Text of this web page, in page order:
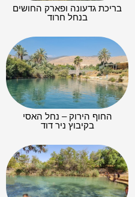
בריכת גדעונה ופארק החושים
בנחל חרוד
החוף הירוק – נחל האסי
בקיבוץ ניר דוד